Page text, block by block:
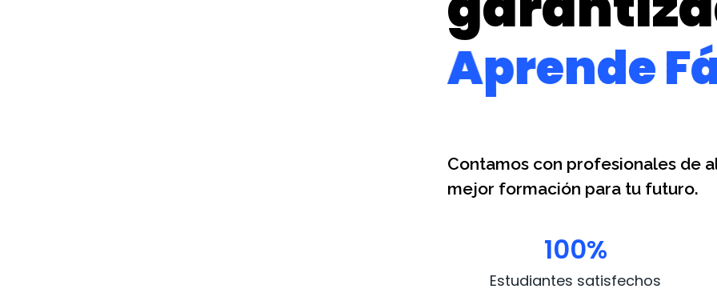
Aprende
Contamos con profesionales de
mejor formación para tu futuro.
Estudiantes satisfechos
100%